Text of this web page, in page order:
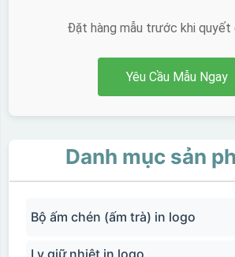
phù hợp với nhu cầu.
Dán được lên nhiều
bề mặt, phẳng và
Kiểu hộp:
Hộp xi ấm chén
Đặt hàng mẫu trước khi quyết
Yêu Cầu Mẫu Ngay
Danh mục sản
Bộ ấm chén (ấm trà) in logo